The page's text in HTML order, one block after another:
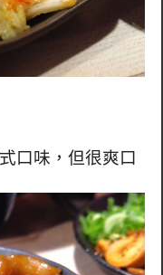
口味，但很爽口